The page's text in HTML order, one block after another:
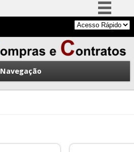
Simplifique!
Comunica BR
Participe
Acesso à informação
Legislação
Navegação